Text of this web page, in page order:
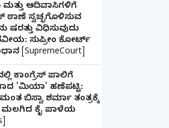
ಮತ್ತು ಆದಿವಾಸಿಗಳಿಗೆ
ಠಾಣೆ ಸ್ವಚ್ಛಗೊಳಿಸುವ
ಷರತ್ತು ವಿಧಿಸುವುದು
ಸುಪ್ರೀಂ ಕೋರ್ಟ್
[SupremeCourt]
ಕಾಂಗ್ರೆಸ್ ಪಾಲಿಗೆ
'ಮಿಯಾ' ಹಣೆಪಟ್ಟಿ:
ಬಿಸ್ವಾ ಶರ್ಮಾ ತಂತ್ರಕ್ಕೆ
ಕೈ ಪಾಳೆಯ